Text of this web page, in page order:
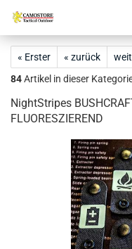
« Erster « zurück
84Artikel in dieser
NightStripes
FLUORESZIEREND